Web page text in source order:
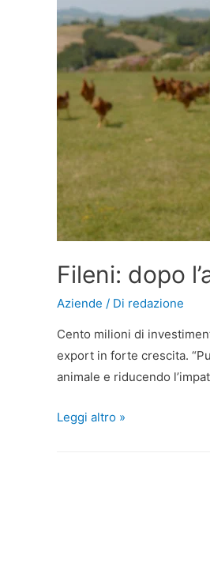
Fileni: dopo
Aziende / Di redazione
Cento milioni di
export in forte crescita.
animale e riducendo
Leggi altro »